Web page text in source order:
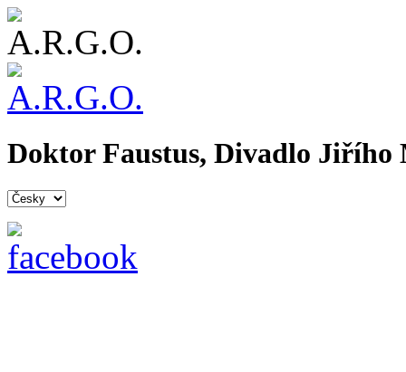
Doktor Faustus, Divadlo Jiřího